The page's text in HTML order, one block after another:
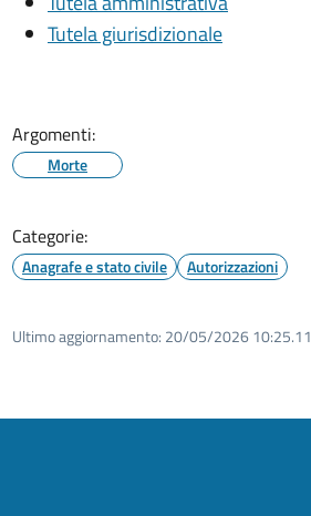
Tutela giurisdizionale
Argomenti:
Morte
Categorie:
Anagrafe e stato civile Autorizzazioni
Ultimo aggiornamento: 20/05/2026 10:25.11